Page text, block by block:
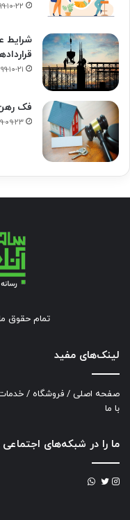
۱۳۹۹-
شرایط
۱۳۹۹-
فک‌
۱۳۹۹-
تمام حقوق
لینک‌های مفید
صفحه اصلی / فروشگاه /
با ما
ما را در شبکه‌های اجتماعی